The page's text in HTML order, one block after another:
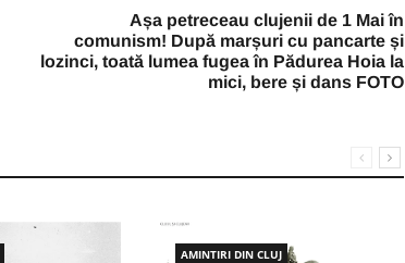
Așa petreceau clujenii de 1 Mai în
comunism! După marșuri cu pancarte și
lozinci, toată lumea fugea în Pădurea Hoia la
mici, bere și dans FOTO
AMINTIRI DIN CLUJ